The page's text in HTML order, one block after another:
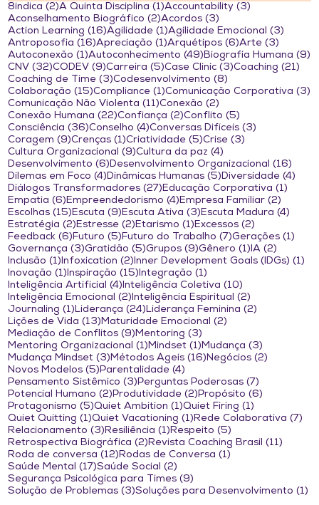
8indica (2)2 posts
A Quinta Disciplina (1)1 post
Accountability (3)
Aconselhamento Biográfico (2)2 posts
Acordos (3)
Action Learning (16)16 posts
Agilidade (1)1 post
Agilidade Emocional (3)
Antroposofia (16)16 posts
Apreciação (1)1 post
Arquétipos (6)6 posts
Arte (3)
Autoconexão (1)1 post
Autoconhecimento (49) 49 posts
Biografia Humana (9)
CNV (32)32 posts
CODEV (9)9 posts
Carreira (5)5 posts
Case Clinic (3)3 posts
Coaching (21)
Coaching de Time (3)3 posts
Codesenvolvimento (8)
Colaboração (15)15 posts
Compliance (1)1 post
Comunicação Corporativa (3)
Comunicação Não Violenta (11)11 posts
Conexão (2)
Conexão Humana (22)22 posts
Confiança (2)2 posts
Conflito (5)
Consciência (36)36 posts
Conselho (4)4 posts
Conversas Difíceis (3)
Coragem (9)9 posts
Crenças (1)1 post
Criatividade (5)5 posts
Crise (3)
Cultura Organizacional (9)9 posts
Cultura da paz (4)
Desenvolvimento (6) 6 posts
Desenvolvimento Organizacional (16)
Dilemas em Foco (4) 4 posts
Dinâmicas Humanas (5) 5 posts
Diversidade (4)
Diálogos Transformadores (27) 27 posts
Educação Corporativa (1)
Empatia (6) 6 posts
Empreendedorismo (4) 4 posts
Empresa Familiar (2)
Escolhas (15) 15 posts
Escuta (9) 9 posts
Escuta Ativa (3) 3 posts
Escuta Madura (4)
Estratégia (2) 2 posts
Estresse (2) 2 posts
Etarismo (1) 1 post
Excessos (2)
Feedback (6) 6 posts
Futuro (5) 5 posts
Futuro do Trabalho (7)7 posts
Gerações (1)
Governança (3)3 posts
Gratidão (5)5 posts
Grupos (9)9 posts
Gênero (1) 1 post
IA (2)
Inclusão (1) 1 post
Infoxication (2) 2 posts
Inner Development Goals (IDGs) (1)
Inovação (1) 1 post
Inspiração (15) 15 posts
Integração (1)
Inteligência Artificial (4) 4 posts
Inteligência Coletiva (10)
Inteligência Emocional (2) 2 posts
Inteligência Espiritual (2)
Journaling (1) 1 post
Liderança (24) 24 posts
Liderança Feminina (2)
Lições de Vida (13) 13 posts
Maturidade Emocional (2)
Mediação de Conflitos (9) 9 posts
Mentoring (3)
Mentoring Organizacional (1) 1 post
Mindset (1) 1 post
Mudança (3)
Mudança Mindset (3) 3 posts
Métodos Ágeis (16) 16 posts
Negócios (2)
Novos Modelos (5) 5 posts
Parentalidade (4)
Pensamento Sistêmico (3) 3 posts
Perguntas Poderosas (7)
Potencial Humano (2) 2 posts
Produtividade (2) 2 posts
Propósito (6)
Protagonismo (5)5 posts
Quiet Ambition (1)1 post
Quiet Firing (1)
Quiet Quitting (1)1 post
Quiet Vacationing (1) 1 post
Rede Colaborativa (7)
Relacionamento (3) 3 posts
Resiliência (1) 1 post
Respeito (5)
Retrospectiva Biográfica (2) 2 posts
Revista Coaching Brasil (11)
Roda de conversa (12) 12 posts
Rodas de Conversa (1)
Saúde Mental (17)17 posts
Saúde Social (2)
Segurança Psicológica para Times (9)
Solução de Problemas (3)3 posts
Soluções para Desenvolvimento (1)